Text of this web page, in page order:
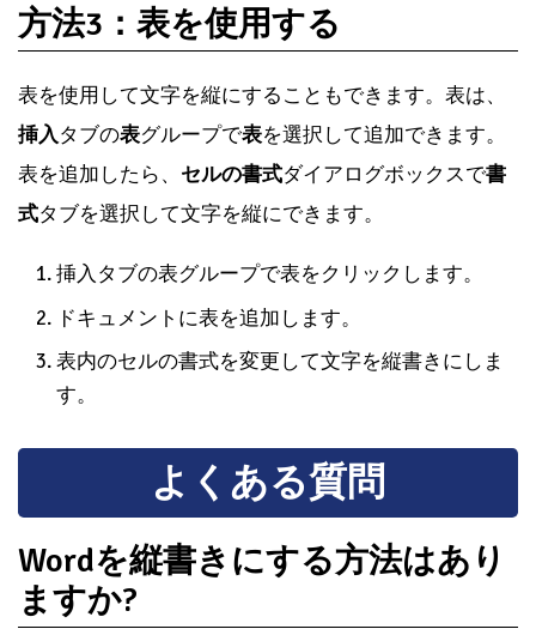
方法3：表を使用する
表を使用して文字を縦にすることもできます。表は、
挿入タブの表グループで表を選択して追加できます。
表を追加したら、 セルの書式ダイアログボックスで書
式タブを選択して文字を縦にできます。
挿入タブの表グループで表をクリックします。
ドキュメントに表を追加します。
表内のセルの書式を変更して文字を縦書きにしま
す。
よくある質問
Wordを縦書きにする方法はあり
ますか?